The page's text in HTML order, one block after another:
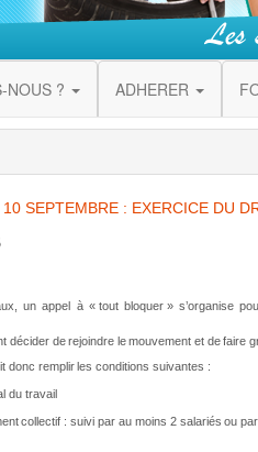
NOUS ? ADHERER
SEPTEMBRE : EXERCICE DU
un appel à « tout bloquer » s’organise
décider de rejoindre le mouvement et de faire
donc remplir les conditions suivantes :
du travail
collectif : suivi par au moins 2 salariés ou par